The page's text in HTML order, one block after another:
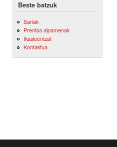
Beste batzuk
Sariak
Prentsa aipamenak
Ikasleentzat
Kontaktua